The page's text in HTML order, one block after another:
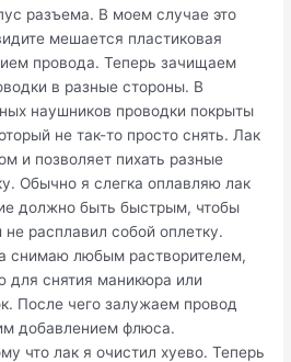
разъема. В моем случае это
мешается пластиковая
провода. Теперь зачищаем
в разные стороны. В
наушников проводки покрыты
не так-то просто снять. Лак
и позволяет пихать разные
Обычно я слегка оплавляю лак
должно быть быстрым, чтобы
расплавил собой оплетку.
снимаю любым растворителем,
для снятия маникюра или
После чего залужаем провод
добавлением флюса.
что лак я очистил хуево. Теперь